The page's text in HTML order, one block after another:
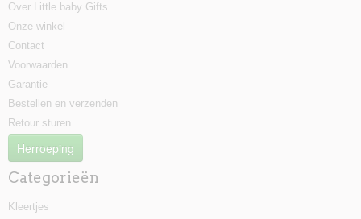
Over Little baby Gifts
Onze winkel
Contact
Voorwaarden
Garantie
Bestellen en verzenden
Retour sturen
Herroeping
Categorieën
Kleertjes